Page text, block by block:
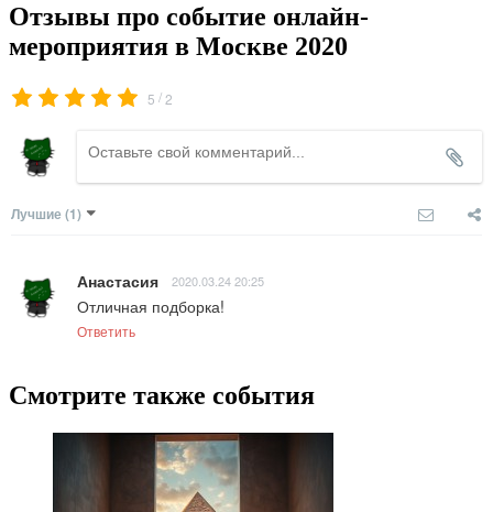
Отзывы про событие онлайн-
мероприятия в Москве 2020
5 /2
Лучшие (1)
Анастасия 2020.03.24 20:25
Отличная подборка!
Ответить
Смотрите также события